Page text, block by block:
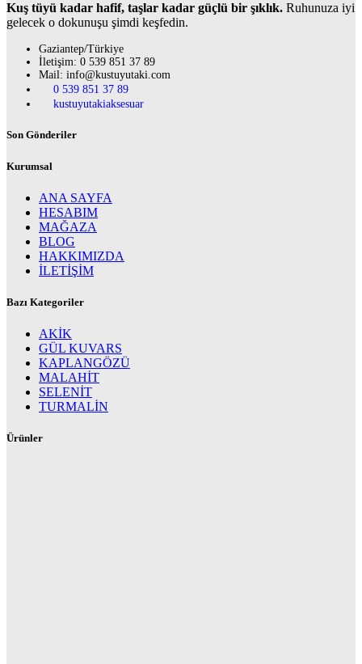
Kuş tüyü kadar hafif, taşlar kadar güçlü bir şıklık. Ruhunuza iyi
gelecek o dokunuşu şimdi keşfedin.
Gaziantep/Türkiye
İletişim: 0 539 851 37 89
Mail: info@kustuyutaki.com
0 539 851 37 89
kustuyutakiaksesuar
Son Gönderiler
Kurumsal
ANA SAYFA
HESABIM
MAĞAZA
BLOG
HAKKIMIZDA
İLETİŞİM
Bazı Kategoriler
AKİK
GÜL KUVARS
KAPLANGÖZÜ
MALAHİT
SELENİT
TURMALİN
Ürünler